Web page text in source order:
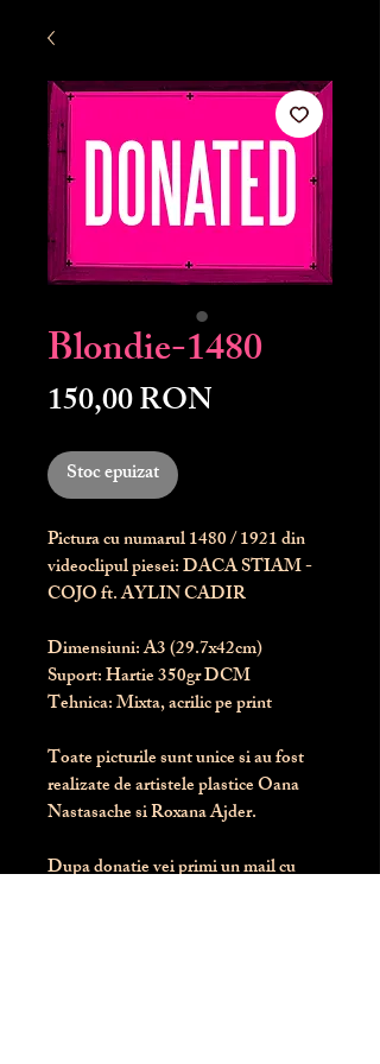
Blondie-1480
150,00 RONPreț
Stoc epuizat
Pictura cu numarul1480/ 1921 din
videoclipul piesei: DACA STIAM -
COJO ft. AYLIN CADIR
Dimensiuni: A3 (29.7x42cm)
Suport: Hartie 350gr DCM
Tehnica: Mixta, acrilic pe print
Toate picturile sunt unice si au fost
realizate de artistele plastice Oana
Nastasache si Roxana Ajder.
Dupa donatie vei primi un mail cu